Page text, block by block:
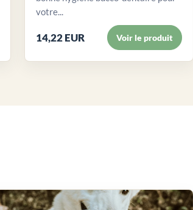
votre...
14,22 EUR Voir le produit